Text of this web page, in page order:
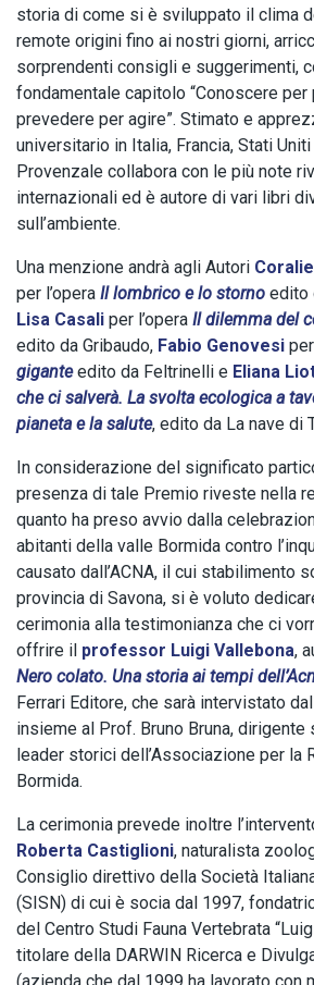
storia di come si è sviluppato il clima
remote origini fino ai nostri giorni,
sorprendenti consigli e suggerimenti,
fondamentale capitolo “Conoscere per
prevedere per agire”. Stimato e
universitario in Italia, Francia, Stati
Provenzale collabora con le più note
internazionali ed è autore di vari libri
sull’ambiente.
Una menzione andrà agli Autori
per l’opera Il lombrico e lo storno edito
Lisa Casali per l’opera Il dilemma del
edito da Gribaudo, Fabio Genovesi
giganteedito da Feltrinelli e Eliana
che ci salverà. La svolta ecologica a
pianeta e la salute, edito da La nave di
In considerazione del significato
presenza di tale Premio riveste nella
quanto ha preso avvio dalla
abitanti della valle Bormida contro
causato dall’ACNA, il cui stabilimento
provincia di Savona, si è voluto
cerimonia alla testimonianza che ci
offrire il professor Luigi Vallebona,
Nero colato. Una storia ai tempi
Ferrari Editore, che sarà intervistato
insieme al Prof. Bruno Bruna,
leader storici dell’Associazione per la
Bormida.
La cerimonia prevede inoltre
Roberta Castiglioni, naturalista
Consiglio direttivo della Società
(SISN) di cui è socia dal 1997,
del Centro Studi Fauna Vertebrata
titolare della DARWIN Ricerca e
(azienda che dal 1999 ha lavorato con